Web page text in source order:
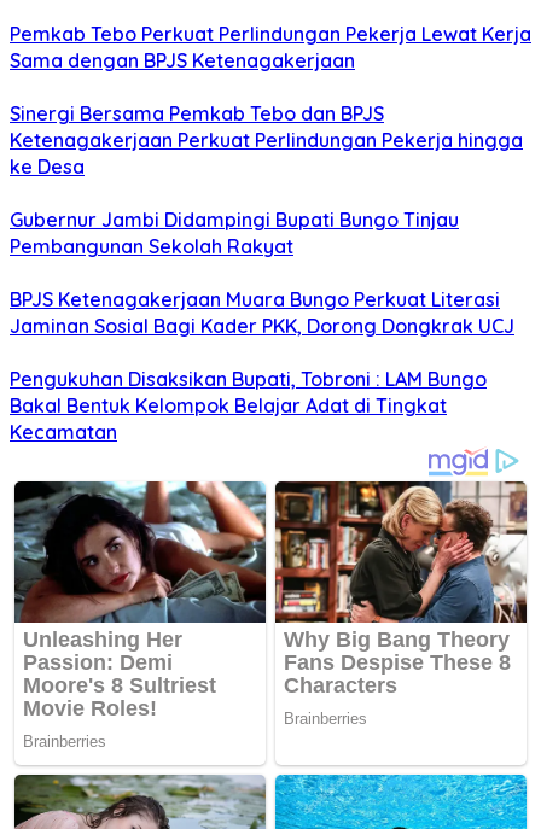
Pemkab Tebo Perkuat Perlindungan Pekerja Lewat Kerja
Sama dengan BPJS Ketenagakerjaan
Sinergi Bersama Pemkab Tebo dan BPJS
Ketenagakerjaan Perkuat Perlindungan Pekerja hingga
ke Desa
Gubernur Jambi Didampingi Bupati Bungo Tinjau
Pembangunan Sekolah Rakyat
BPJS Ketenagakerjaan Muara Bungo Perkuat Literasi
Jaminan Sosial Bagi Kader PKK, Dorong Dongkrak UCJ
Pengukuhan Disaksikan Bupati, Tobroni : LAM Bungo
Bakal Bentuk Kelompok Belajar Adat di Tingkat
Kecamatan